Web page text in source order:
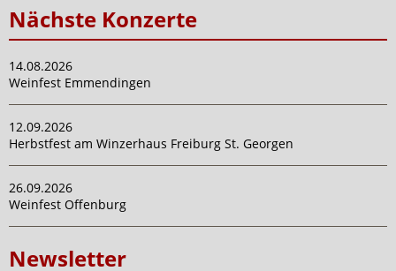
Nächste Konzerte
14.08.2026
Weinfest Emmendingen
12.09.2026
Herbstfest am Winzerhaus Freiburg St. Georgen
26.09.2026
Weinfest Offenburg
Newsletter